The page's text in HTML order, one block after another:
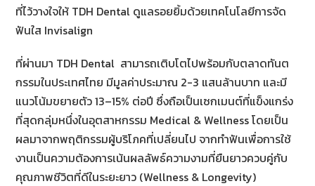
ที่ไว้วางใจให้ TDH Dental ดูแลรอยยิ้มด้วยเทคโนโลยีการจัด
ฟันใส Invisalign
ที่ผ่านมา TDH Dental สามารถเติบโตไปพร้อมกับตลาดทันต
กรรมในประเทศไทย มีมูลค่าประมาณ 2-3 แสนล้านบาท และมี
แนวโน้มขยายตัว 13–15% ต่อปี ซึ่งถือเป็นเซกเมนต์ที่แข็งแกร่ง
ที่สุดกลุ่มหนึ่งในอุตสาหกรรม Medical & Wellness โดยเป็น
ผลมาจากพฤติกรรมผู้บริโภคที่เปลี่ยนไป จากทำฟันเพื่อการใช้
งานเป็นความต้องการเน้นผลลัพธ์ความงามที่ยืนยาวควบคู่กับ
คุณภาพชีวิตที่ดีในระยะยาว (Wellness & Longevity)